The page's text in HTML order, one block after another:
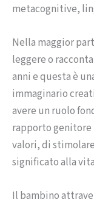
metacognitive,
Nella maggior
leggere o
anni e questa è
immaginario
avere un ruolo
rapporto
valori, di
significato alla
Il bambino